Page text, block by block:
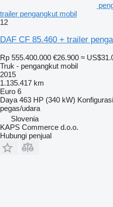
trailer pengangkut mobil
12
DAF CF 85.460 + trailer
Rp 555.400.000 €26.900 ≈
Truk - pengangkut mobil
2015
1.135.417 km
Euro 6
Daya 463 HP (340 kW)
pegas/udara
Slovenia
KAPS Commerce d.o.o.
Hubungi penjual